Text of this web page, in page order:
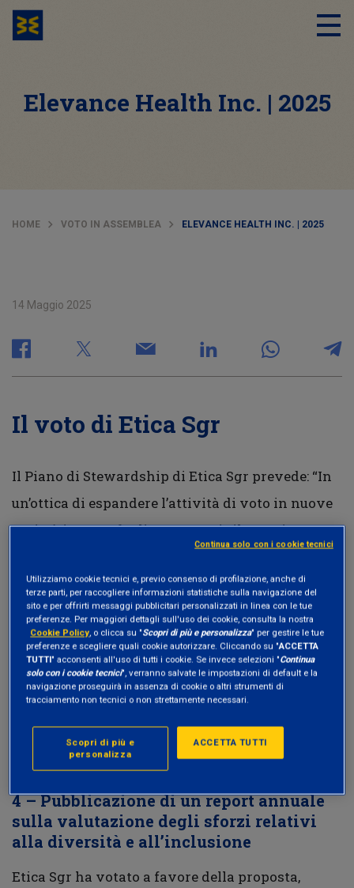
Elevance Health Inc. | 2025
HOME VOTO IN ASSEMBLEA ELEVANCE HEALTH INC. | 2025
14 Maggio 2025
Il voto di Etica Sgr
Il Piano di Stewardship di Etica Sgr prevede: “In
un’ottica di espandere l’attività di voto in nuove
società in portafoglio con punti rilevanti
qualora si riscontri per tempo la presenza di
mozioni assembleari su temi di particolare
interesse per Etica Sgr e coerenti con la sua
Politica di Stewardship, esprimere il voto”.
A questo proposito, Etica Sgr ha votato a favore
all’Assemblea della Società:
4 – Pubblicazione di un report annuale
sulla valutazione degli sforzi relativi
alla diversità e all’inclusione
Etica Sgr ha votato a favore della proposta,
Utilizziamo cookie tecnici e, previo consenso di profilazione, anche di
terze parti, per raccogliere informazioni statistiche sulla navigazione del
sito e per offrirti messaggi pubblicitari personalizzati in linea con le tue
preferenze. Per maggiori dettagli sull'uso dei cookie, consulta la nostra
Cookie Policy, o clicca su "Scopri di più e personalizza" per gestire le tue
preferenze e scegliere quali cookie autorizzare. Cliccando su "ACCETTA
TUTTI" acconsenti all'uso di tutti i cookie. Se invece selezioni "Continua
solo con i cookie tecnici", verranno salvate le impostazioni di default e la
navigazione proseguirà in assenza di cookie o altri strumenti di
tracciamento non tecnici o non strettamente necessari.
ACCETTA TUTTI
Scopri di più e
personalizza
Continua solo con i cookie tecnici